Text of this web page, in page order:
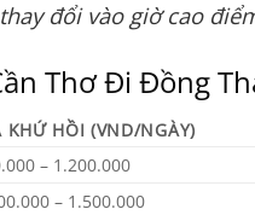
đổi vào giờ cao
Thơ Đi Đồng
KHỨ HỒI (VND/NGÀY)
– 1.200.000
– 1.500.000